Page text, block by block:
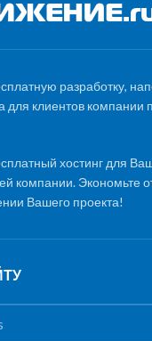
разработку,
для клиентов компании
хостинг для
компании. Экономьте
Вашего проекта!